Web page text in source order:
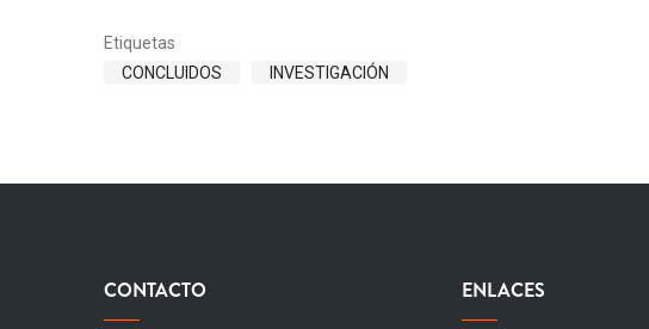
Etiquetas
CONCLUIDOS
INVESTIGACIÓN
CONTACTO ENLACES